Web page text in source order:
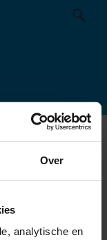
Over
analytische en